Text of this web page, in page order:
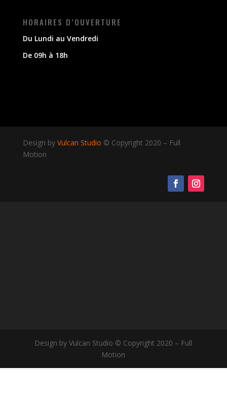
HORAIRES D’OUVERTURE
Du Lundi au Vendredi
De 09h à 18h
Design by Vulcan Studio © Copyright 2020 – Full
Motion
Design by Vulcan Studio © Copyright 2020 – Full
Motion